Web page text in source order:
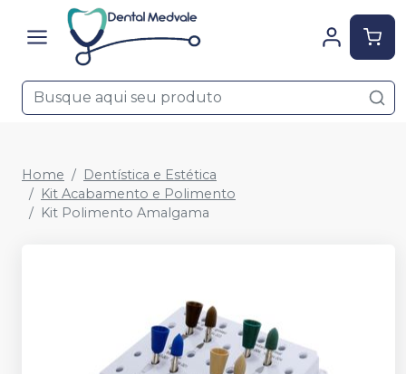
Home
Dentística e Estética
Kit Acabamento e Polimento
Kit Polimento Amalgama